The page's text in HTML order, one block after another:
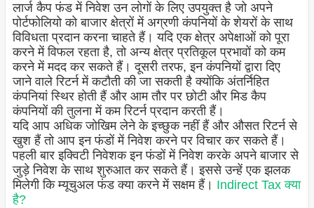
लार्ज कैप फंड में निवेश उन लोगों के लिए उपयुक्त है जो अपने
पोर्टफोलियो को बाजार क्षेत्रों में अग्रणी कंपनियों के शेयरों के साथ
विविधता प्रदान करना चाहते हैं। यदि एक क्षेत्र अपेक्षाओं को पूरा
करने में विफल रहता है, तो अन्य क्षेत्र प्रतिकूल प्रभावों को कम
करने में मदद कर सकते हैं। दूसरी तरफ, इन कंपनियों द्वारा दिए
जाने वाले रिटर्न में कटौती की जा सकती है क्योंकि अंतर्निहित
कंपनियां स्थिर होती हैं और आम तौर पर छोटी और मिड कैप
कंपनियों की तुलना में कम रिटर्न प्रदान करती हैं।
यदि आप अधिक जोखिम लेने के इच्छुक नहीं हैं और औसत रिटर्न से
खुश हैं तो आप इन फंडों में निवेश करने पर विचार कर सकते हैं।
पहली बार इक्विटी निवेशक इन फंडों में निवेश करके अपने बाजार से
जुड़े निवेश के साथ शुरुआत कर सकते हैं। इससे उन्हें एक झलक
मिलेगी कि म्यूचुअल फंड क्या करने में सक्षम हैं। Indirect Tax क्या
है?